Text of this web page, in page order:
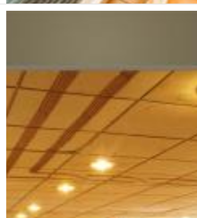
Dunakavics
Apartmanház
2 700 Ft (fő / éj-től)